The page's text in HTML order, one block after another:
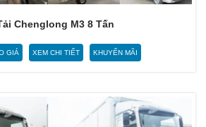
Chenglong M3 8 Tấn
GIÁ XEM CHI TIẾT KHUYẾN MÃI